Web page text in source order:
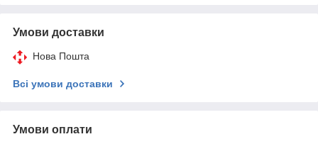
Умови доставки
Нова Пошта
Всі умови доставки
Умови оплати